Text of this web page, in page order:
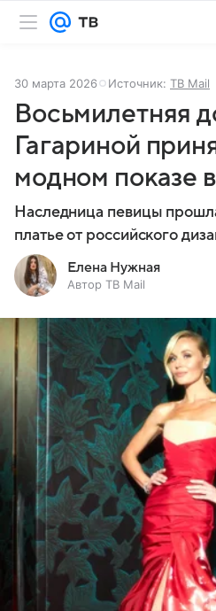
30 марта 2026 Источник: ТВ Mail
Восьмилетняя
Гагариной
модном показе
Наследница певицы
платье от российского
Елена Нужная
Автор ТВ Mail